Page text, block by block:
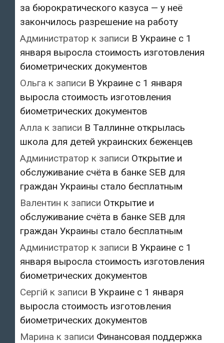
за бюрократического казуса — у неё
закончилось разрешение на работу
Администратор к записи В Украине с 1
января выросла стоимость изготовления
биометрических документов
Ольга к записи В Украине с 1 января
выросла стоимость изготовления
биометрических документов
Алла к записи В Таллинне открылась
школа для детей украинских беженцев
Администратор к записи Открытие и
обслуживание счёта в банке SEB для
граждан Украины стало бесплатным
Валентин к записи Открытие и
обслуживание счёта в банке SEB для
граждан Украины стало бесплатным
Администратор к записи В Украине с 1
января выросла стоимость изготовления
биометрических документов
Сергій к записи В Украине с 1 января
выросла стоимость изготовления
биометрических документов
Марина к записи Финансовая поддержка